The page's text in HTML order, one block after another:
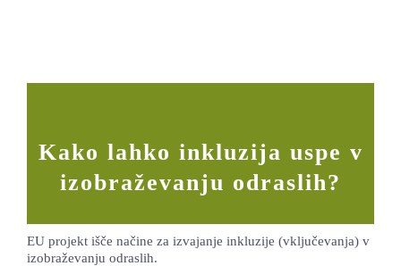
LOKALNA TOČKA SVOS
Kako lahko inkluzija uspe v
izobraževanju odraslih?
EU projekt išče načine za izvajanje inkluzije (vključevanja) v
izobraževanju odraslih.